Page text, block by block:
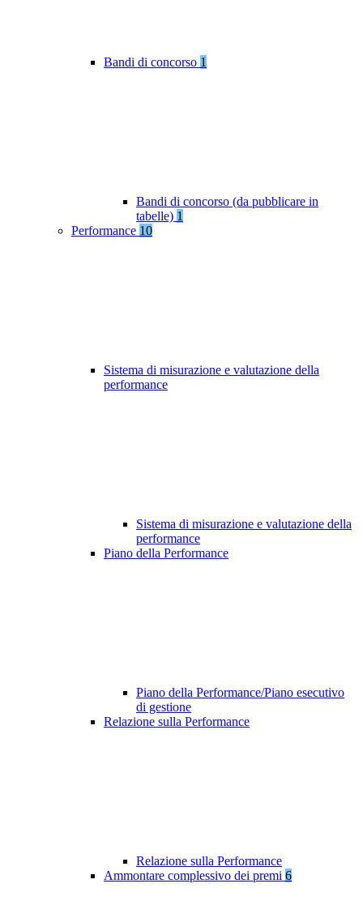
Bandi di concorso 1
Bandi di concorso (da pubblicare in
tabelle) 1
Performance 10
Sistema di misurazione e valutazione della
performance
Sistema di misurazione e valutazione della
performance
Piano della Performance
Piano della Performance/Piano esecutivo
di gestione
Relazione sulla Performance
Relazione sulla Performance
Ammontare complessivo dei premi 6